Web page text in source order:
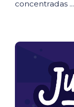
concentradas ...